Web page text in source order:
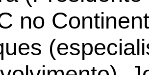
no